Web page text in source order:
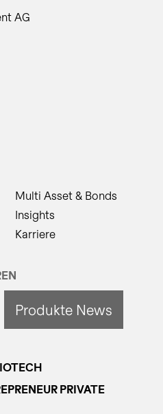
AG
Multi Asset & Bonds
Insights
Karriere
Produkte News
PRIVATE